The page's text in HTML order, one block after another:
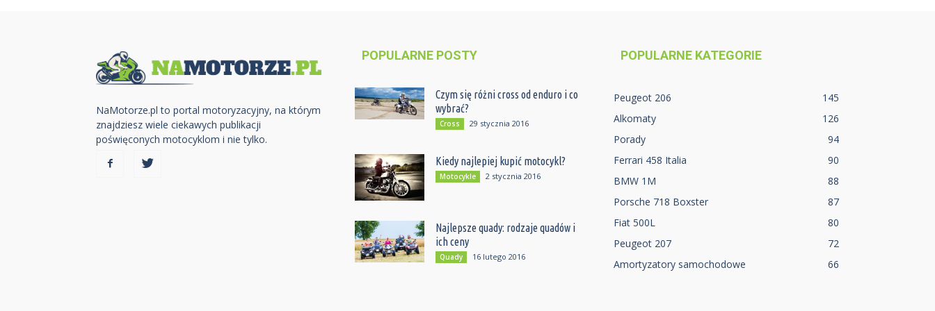
NaMotorze.pl to portal motoryzacyjny, na którym
znajdziesz wiele ciekawych publikacji
poświęconych motocyklom i nie tylko.
POPULARNE POSTY
Czym się różni cross od enduro i co
wybrać?
Cross 29 stycznia 2016
Kiedy najlepiej kupić motocykl?
Motocykle 2 stycznia 2016
Najlepsze quady: rodzaje quadów i
ich ceny
Quady 16 lutego 2016
POPULARNE KATEGORIE
Peugeot 206
145
Alkomaty
126
Porady
94
Ferrari 458 Italia
90
BMW 1M
88
Porsche 718 Boxster
87
Fiat 500L
80
Peugeot 207
72
Amortyzatory samochodowe
66